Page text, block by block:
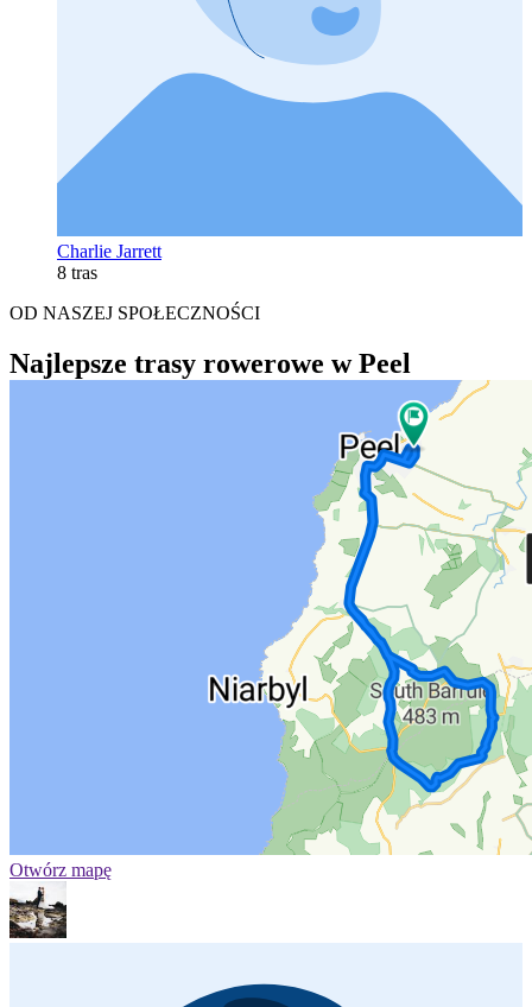
Charlie Jarrett
8 tras
OD NASZEJ SPOŁECZNOŚCI
Najlepsze trasy rowerowe w Peel
Otwórz mapę